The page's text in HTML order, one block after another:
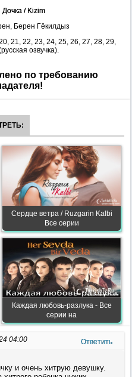
Дочка / Kizim
Берен Гёкилдыз
21, 22, 23, 24, 25, 26, 27, 28, 29,
озвучка).
по требованию
Сердце ветра / Ruzgarin Kalbi
Все серии
Каждая любовь-разлука - Все
серии на
04:00 Ответить
и очень хитрую девушку.